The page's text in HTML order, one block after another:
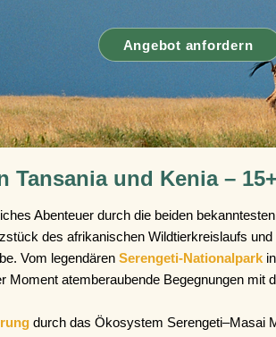
Angebot anfordern
Tansania und Kenia –
Abenteuer durch die beiden
des afrikanischen Wildtierkreislaufs
Vom legendären Serengeti-Nationalpark in
Moment atemberaubende Begegnungen mit
durch das Ökosystem Serengeti–Masai